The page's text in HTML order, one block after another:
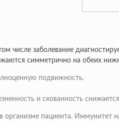
числе заболевание
симметрично на обеих
подвижность.
и скованность
пациента. Иммунитет